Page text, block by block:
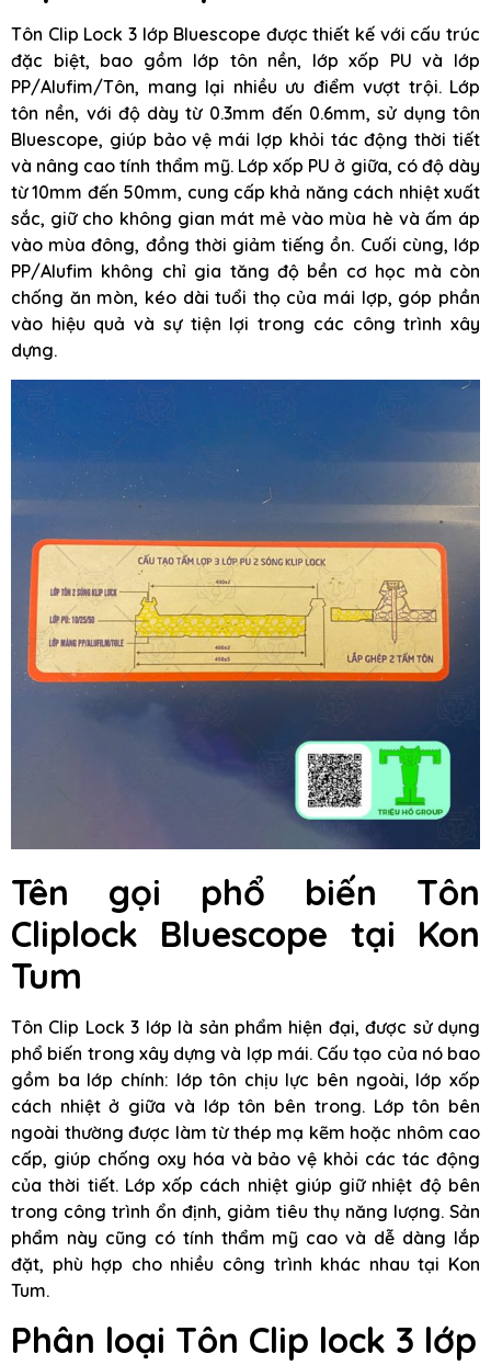
Tôn Clip Lock 3 lớp Bluescope được thiết kế với cấu trúc
đặc biệt, bao gồm lớp tôn nền, lớp xốp PU và lớp
PP/Alufim/Tôn, mang lại nhiều ưu điểm vượt trội. Lớp
tôn nền, với độ dày từ 0.3mm đến 0.6mm, sử dụng tôn
Bluescope, giúp bảo vệ mái lợp khỏi tác động thời tiết
và nâng cao tính thẩm mỹ. Lớp xốp PU ở giữa, có độ dày
từ 10mm đến 50mm, cung cấp khả năng cách nhiệt xuất
sắc, giữ cho không gian mát mẻ vào mùa hè và ấm áp
vào mùa đông, đồng thời giảm tiếng ồn. Cuối cùng, lớp
PP/Alufim không chỉ gia tăng độ bền cơ học mà còn
chống ăn mòn, kéo dài tuổi thọ của mái lợp, góp phần
vào hiệu quả và sự tiện lợi trong các công trình xây
dựng.
Tên gọi phổ biến Tôn
Cliplock Bluescope tại Kon
Tum
Tôn Clip Lock 3 lớp là sản phẩm hiện đại, được sử dụng
phổ biến trong xây dựng và lợp mái. Cấu tạo của nó bao
gồm ba lớp chính: lớp tôn chịu lực bên ngoài, lớp xốp
cách nhiệt ở giữa và lớp tôn bên trong. Lớp tôn bên
ngoài thường được làm từ thép mạ kẽm hoặc nhôm cao
cấp, giúp chống oxy hóa và bảo vệ khỏi các tác động
của thời tiết. Lớp xốp cách nhiệt giúp giữ nhiệt độ bên
trong công trình ổn định, giảm tiêu thụ năng lượng. Sản
phẩm này cũng có tính thẩm mỹ cao và dễ dàng lắp
đặt, phù hợp cho nhiều công trình khác nhau tại Kon
Tum.
Phân loại Tôn Clip lock 3 lớp